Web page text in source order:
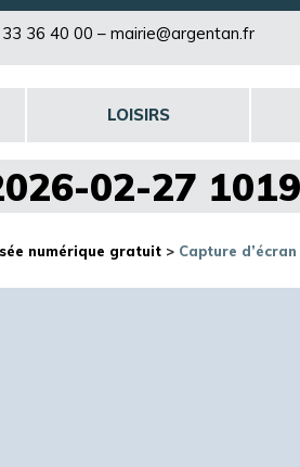
36 40 00 – mairie@argentan.fr
LOISIRS
02-27
numérique gratuit > Capture